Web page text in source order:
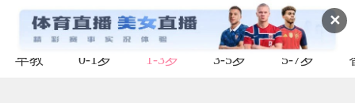
✕
早教 0-1岁 1-3岁 3-5岁 5-7岁